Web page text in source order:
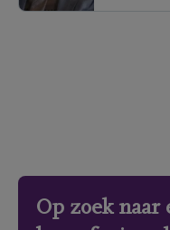
Op zoek naar